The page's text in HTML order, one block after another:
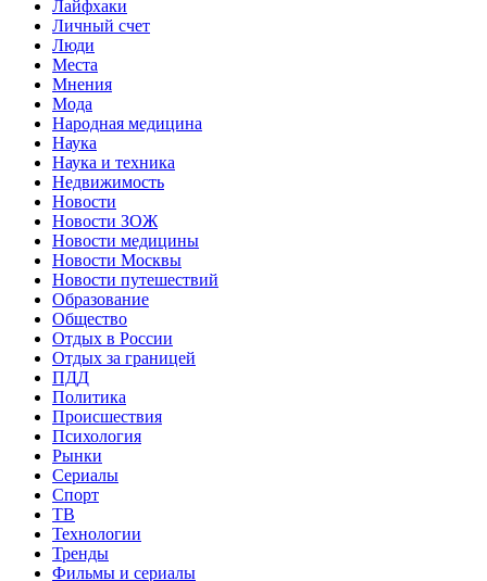
Лайфхаки
Личный счет
Люди
Места
Мнения
Мода
Народная медицина
Наука
Наука и техника
Недвижимость
Новости
Новости ЗОЖ
Новости медицины
Новости Москвы
Новости путешествий
Образование
Общество
Отдых в России
Отдых за границей
ПДД
Политика
Происшествия
Психология
Рынки
Сериалы
Спорт
ТВ
Технологии
Тренды
Фильмы и сериалы